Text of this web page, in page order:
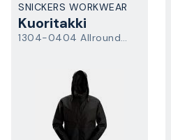
SNICKERS WORKWEAR
Kuoritakki
1304-0404 AllroundWork